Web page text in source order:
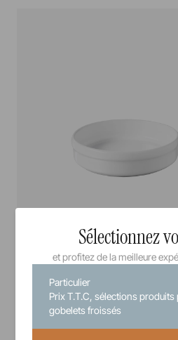
French Classics
Assiette catalane
12 cm 14 cm
Sélectionnez
et profitez de la meilleure
Particulier
Prix T.T.C, sélections produits
gobelets froissés